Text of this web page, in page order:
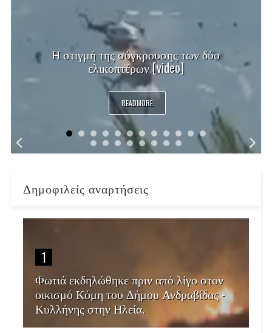
Η στιγμή της σύγκρουσης των δύο
ελικοπτέρων [video]
READMORE
Δημοφιλείς αναρτήσεις
1
Φωτιά εκδηλώθηκε πριν από λίγο στον
οικισμό Κόμη του Δήμου Ανδραβίδας -
Κυλλήνης στην Ηλεία.